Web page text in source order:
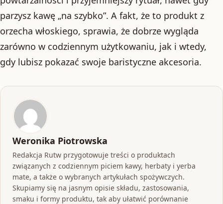
parzysz kawę „na szybko”. A fakt, że to produkt z
orzecha włoskiego, sprawia, że dobrze wygląda
zarówno w codziennym użytkowaniu, jak i wtedy,
gdy lubisz pokazać swoje baristyczne akcesoria.
Weronika Piotrowska
Redakcja Rutw przygotowuje treści o produktach
związanych z codziennym piciem kawy, herbaty i yerba
mate, a także o wybranych artykułach spożywczych.
Skupiamy się na jasnym opisie składu, zastosowania,
smaku i formy produktu, tak aby ułatwić porównanie